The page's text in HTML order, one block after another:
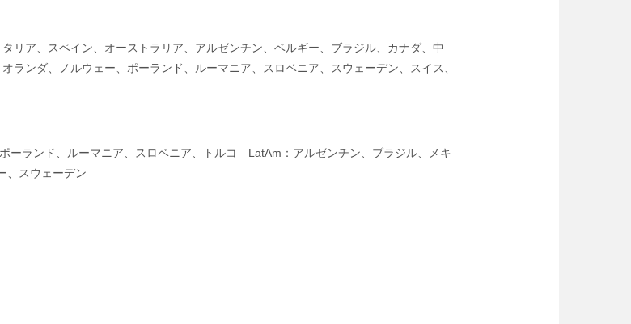
リア、スペイン、オーストラリア、アルゼンチン、ベルギー、ブラジル、カナダ、中
ランダ、ノルウェー、ポーランド、ルーマニア、スロベニア、スウェーデン、スイス、
ーランド、ルーマニア、スロベニア、トルコ LatAm：アルゼンチン、ブラジル、メキ
、スウェーデン